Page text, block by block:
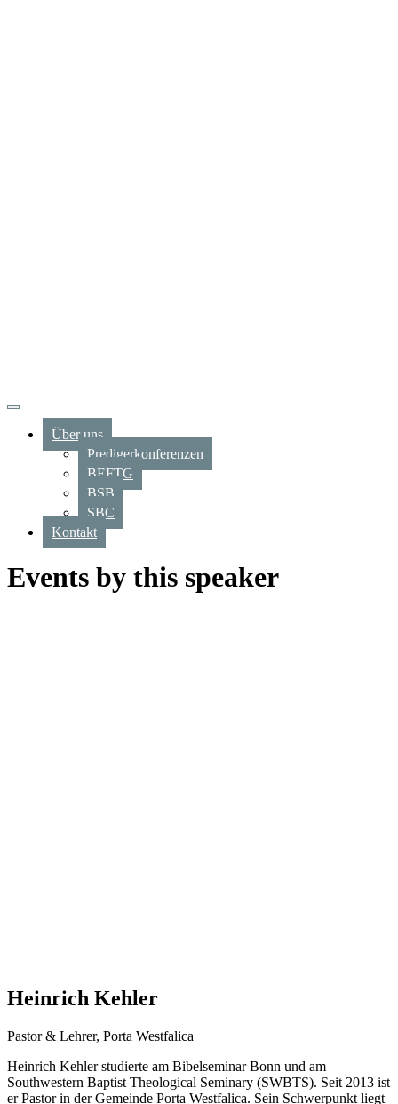
Über uns
Predigerkonferenzen
BEFTG
BSB
SBC
Kontakt
Events by this speaker
Heinrich Kehler
Pastor & Lehrer, Porta Westfalica
Heinrich Kehler studierte am Bibelseminar Bonn und am
Southwestern Baptist Theological Seminary (SWBTS). Seit 2013 ist
er Pastor in der Gemeinde Porta Westfalica. Sein Schwerpunkt liegt